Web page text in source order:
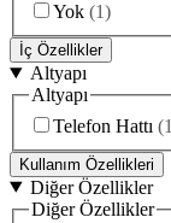
Yok (1)
İç Özellikler
Altyapı
Altyapı
Telefon Hattı (1
Kullanım Özellikleri
Diğer Özellikler
Diğer Özellikler